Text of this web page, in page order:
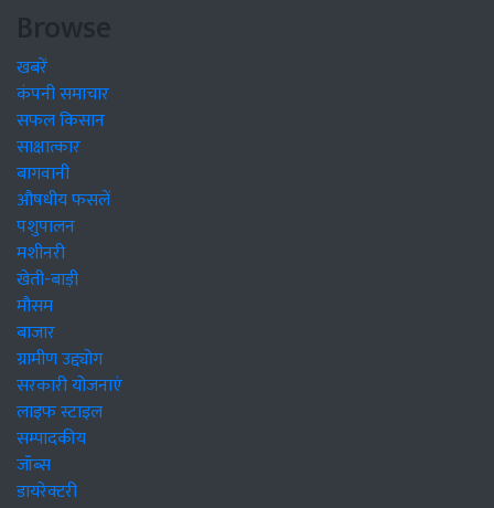
Browse
खबरें
कंपनी समाचार
सफल किसान
साक्षात्कार
बागवानी
औषधीय फसलें
पशुपालन
मशीनरी
खेती-बाड़ी
मौसम
बाजार
ग्रामीण उद्द्योग
सरकारी योजनाएं
लाइफ स्टाइल
सम्पादकीय
जॉब्स
डायरेक्टरी